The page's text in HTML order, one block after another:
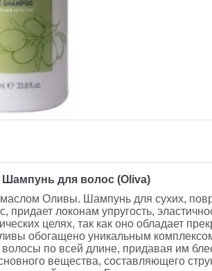
Шампунь для волос (Oliva)
Оливы. Шампунь для сухих,
придает локонам упругость,
целях, так как оно обладает
обогащено уникальным
по всей длине, придавая им
вещества, составляющего